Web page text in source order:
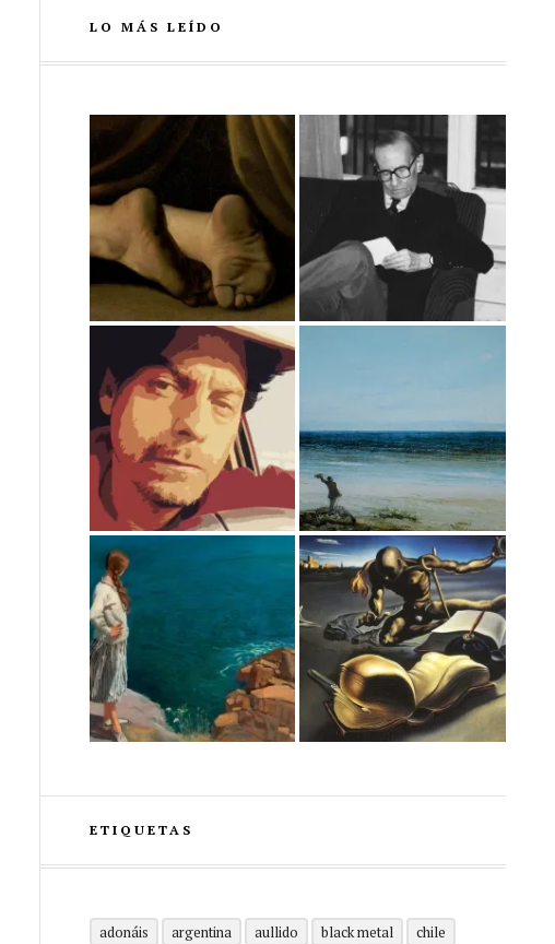
LO MÁS LEÍDO
ETIQUETAS
adonáis argentina aullido black metal
chile